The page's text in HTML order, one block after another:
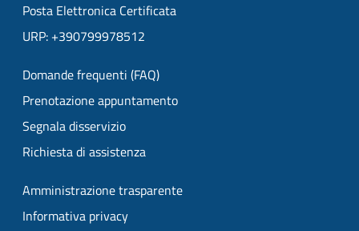
Posta Elettronica Certificata
URP: +390799978512
Domande frequenti (FAQ)
Prenotazione appuntamento
Segnala disservizio
Richiesta di assistenza
Amministrazione trasparente
Informativa privacy